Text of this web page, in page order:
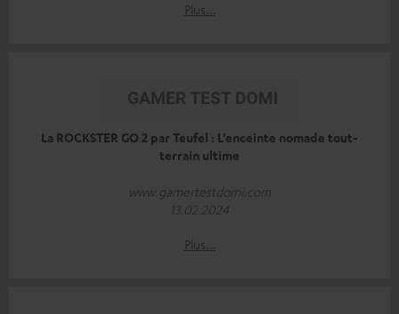
Plus…
La ROCKSTER GO 2 par Teufel : L’enceinte nomade tout-
terrain ultime
www.gamertestdomi.com
13.02.2024
Plus…